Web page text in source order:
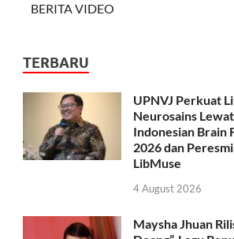
BERITA VIDEO
TERBARU
UPNVJ Perkuat
Neurosains Lewat
Indonesian Brain
2026 dan
LibMuse
4 August 2026
Maysha Jhuan